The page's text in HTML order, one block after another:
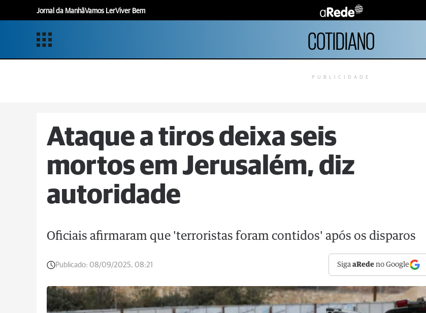
Jornal da ManhãVamos LerViver Bem
COTIDIANO
PUBLICIDADE
Ataque a tiros deixa seis
mortos em Jerusalém, diz
autoridade
Oficiais afirmaram que 'terroristas foram contidos' após os disparos
Publicado: 08/09/2025, 08:21 SigaaRede no Google